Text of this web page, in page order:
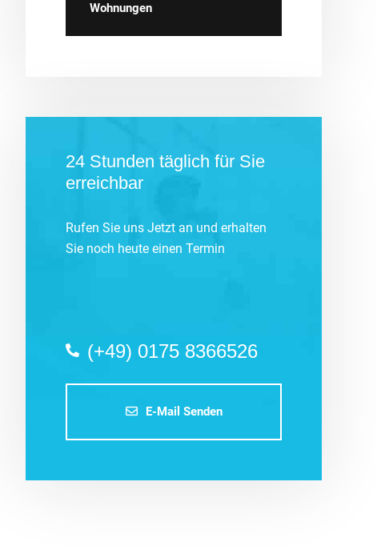
Wohnungen
24 Stunden täglich für Sie
erreichbar
Rufen Sie uns Jetzt an und erhalten
Sie noch heute einen Termin
(+49) 0175 8366526
E-Mail Senden